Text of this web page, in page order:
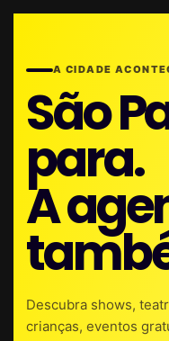
A CIDADE
São
para.
A
Descubra shows,
crianças, eventos